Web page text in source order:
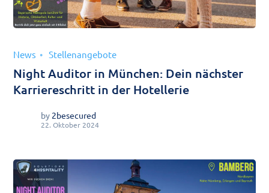
News Stellenangebote
Night Auditor in München: Dein nächster
Karriereschritt in der Hotellerie
by 2besecured
22. Oktober 2024